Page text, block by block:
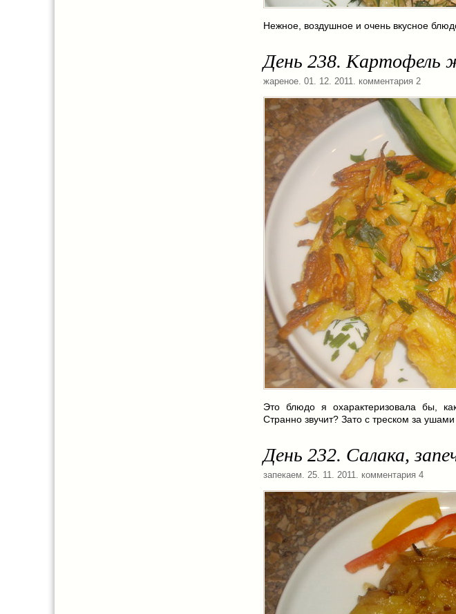
Нежное, воздушное и очень вкусное
День 238. Картофель
жареное . 01. 12. 2011. комментария 2
Это блюдо я охарактеризовала бы,
Странно звучит? Зато с треском за
День 232. Салака,
запекаем . 25. 11. 2011. комментария 4